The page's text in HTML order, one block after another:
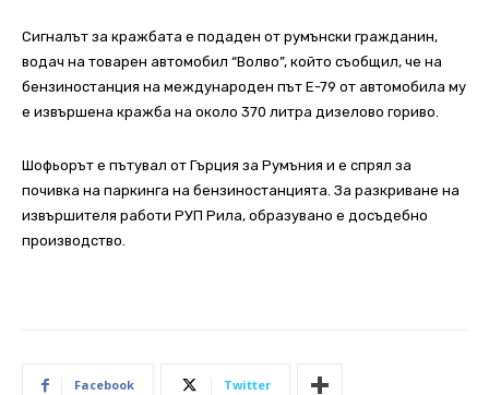
Сигналът за кражбата е подаден от румънски гражданин,
водач на товарен автомобил “Волво”, който съобщил, че на
бензиностанция на международен път Е-79 от автомобила му
е извършена кражба на около 370 литра дизелово гориво.
Шофьорът е пътувал от Гърция за Румъния и е спрял за
почивка на паркинга на бензиностанцията. За разкриване на
извършителя работи РУП Рила, образувано е досъдебно
производство.
Facebook Twitter